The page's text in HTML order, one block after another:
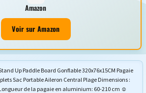
Amazon
Voir sur Amazon
Up Paddle Board Gonflable 320x76x15CM Pagaie
Sac Portable Aileron Central Plage Dimensions :
de la pagaie en aluminium: 60-210 cm ☺